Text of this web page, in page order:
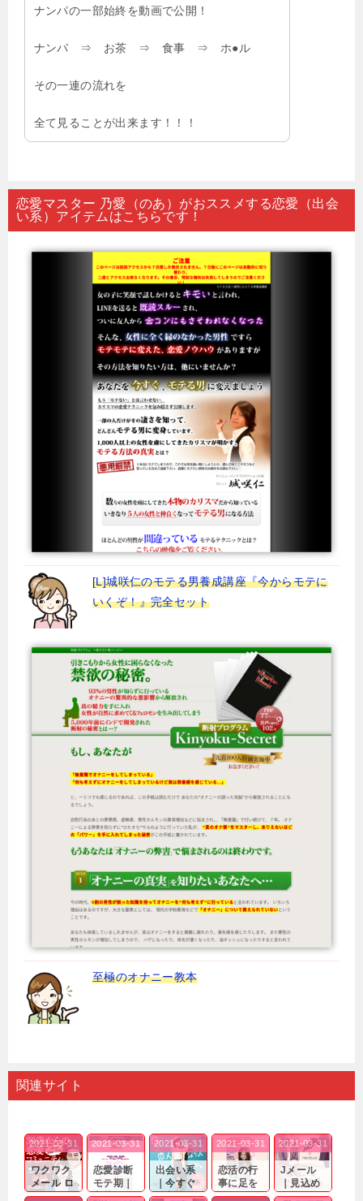
ナンパの一部始終を動画で公開！
ナンパ ⇒ お茶 ⇒ 食事 ⇒ ホ●ル
その一連の流れを
全て見ることが出来ます！！！
恋愛マスター 乃愛（のあ）がおススメする恋愛（出会
い系）アイテムはこちらです！
[L]城咲仁のモテる男養成講座『今からモテに
いくぞ！』完全セット
至極のオナニー教本
関連サイト
ワクワク
メール ロ
グイン pc
2021-03-31
恋愛診断
モテ期｜
老若男女
2021-03-31
出会い系
｜今すぐ
仲良くな
2021-03-31
恋活の行
事に足を
運んでも
2021-03-31
Jメール
｜見込め
る効果が
2021-03-31